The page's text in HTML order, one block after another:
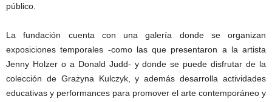
público.
La fundación cuenta con una galería donde se organizan
exposiciones temporales -como las que presentaron a la artista
Jenny Holzer o a Donald Judd- y donde se puede disfrutar de la
colección de Grażyna Kulczyk, y además desarrolla actividades
educativas y performances para promover el arte contemporáneo y